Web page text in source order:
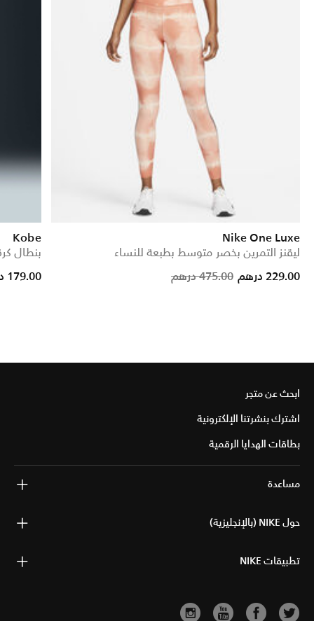
Nike One Luxe
ليقنز التمرين بخصر متوسط بطبعة للنساء
Price reduced from
475.00 درهم
to 229.00 درهم
Kobe
بنطال
from
179.00 درهم
ابحث عن متجر
اشترك بنشرتنا الإلكترونية
بطاقات الهدايا الرقمية
مساعدة
حول NIKE (بالإنجليزية)
تطبيقات NIKE